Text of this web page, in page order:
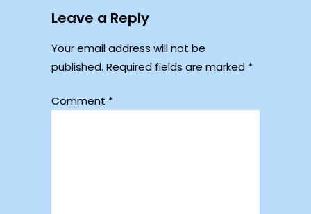
Leave a Reply
Your email address will not be
published. Required fields are marked *
Comment *